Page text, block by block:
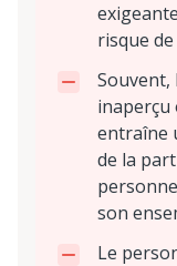
risque
Souvent,
inaperçu
entraîne
de la
son
Le